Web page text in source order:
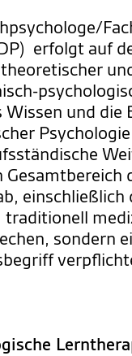
erfolgt auf
und die
traditionell
sondern